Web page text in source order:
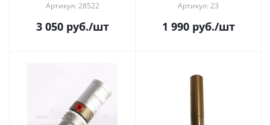
Артикул: 28522
3 050руб./шт
Артикул: 23
1 990руб./шт